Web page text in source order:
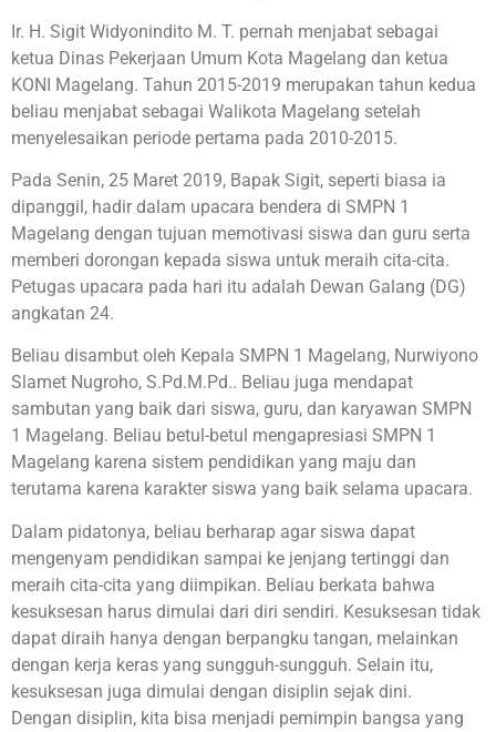
Ir. H. Sigit Widyonindito M. T. pernah menjabat sebagai
ketua Dinas Pekerjaan Umum Kota Magelang dan ketua
KONI Magelang. Tahun 2015-2019 merupakan tahun kedua
beliau menjabat sebagai Walikota Magelang setelah
menyelesaikan periode pertama pada 2010-2015.
Pada Senin, 25 Maret 2019, Bapak Sigit, seperti biasa ia
dipanggil, hadir dalam upacara bendera di SMPN 1
Magelang dengan tujuan memotivasi siswa dan guru serta
memberi dorongan kepada siswa untuk meraih cita-cita.
Petugas upacara pada hari itu adalah Dewan Galang (DG)
angkatan 24.
Beliau disambut oleh Kepala SMPN 1 Magelang, Nurwiyono
Slamet Nugroho, S.Pd.M.Pd.. Beliau juga mendapat
sambutan yang baik dari siswa, guru, dan karyawan SMPN
1 Magelang. Beliau betul-betul mengapresiasi SMPN 1
Magelang karena sistem pendidikan yang maju dan
terutama karena karakter siswa yang baik selama upacara.
Dalam pidatonya, beliau berharap agar siswa dapat
mengenyam pendidikan sampai ke jenjang tertinggi dan
meraih cita-cita yang diimpikan. Beliau berkata bahwa
kesuksesan harus dimulai dari diri sendiri. Kesuksesan tidak
dapat diraih hanya dengan berpangku tangan, melainkan
dengan kerja keras yang sungguh-sungguh. Selain itu,
kesuksesan juga dimulai dengan disiplin sejak dini.
Dengan disiplin, kita bisa menjadi pemimpin bangsa yang